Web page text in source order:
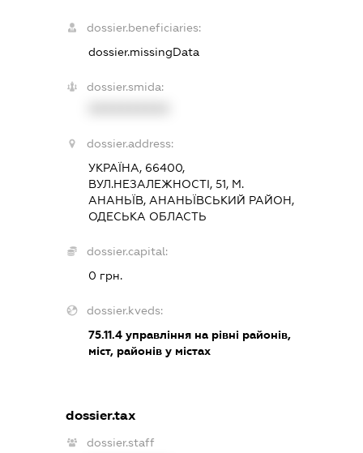
dossier.beneficiaries:
dossier.missingData
dossier.smida:
dossier.address:
УКРАЇНА, 66400,
ВУЛ.НЕЗАЛЕЖНОСТІ, 51, М.
АНАНЬЇВ, АНАНЬЇВСЬКИЙ РАЙОН,
ОДЕСЬКА ОБЛАСТЬ
dossier.capital:
0 грн.
dossier.kveds:
75.11.4управління на рівні районів,
міст, районів у містах
dossier.tax
dossier.staff